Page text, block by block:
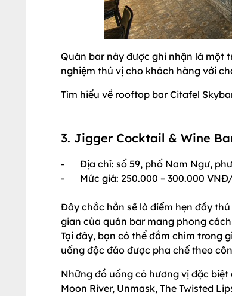
Quán bar này được ghi nhận là một
nghiệm thú vị cho khách hàng với
Tìm hiểu về rooftop bar Citafel
3. Jigger Cocktail & Wine
-
Địa chỉ: số 59, phố Nam Ngư,
-
Mức giá: 250.000 – 300.000
Đây chắc hẳn sẽ là điểm hẹn đầy
gian của quán bar mang phong
Tại đây, bạn có thể đắm chìm trong
uống độc đáo được pha chế theo
Những đồ uống có hương vị đặc
Moon River, Unmask, The Twisted